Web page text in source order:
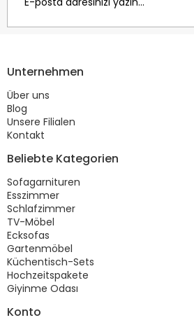
Unternehmen
Über uns
Blog
Unsere Filialen
Kontakt
Beliebte Kategorien
Sofagarnituren
Esszimmer
Schlafzimmer
TV-Möbel
Ecksofas
Gartenmöbel
Küchentisch-Sets
Hochzeitspakete
Giyinme Odası
Konto